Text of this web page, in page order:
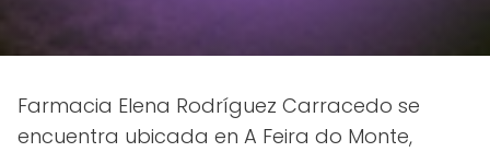
Farmacia Elena Rodríguez Carracedo se
encuentra ubicada en A Feira do Monte,